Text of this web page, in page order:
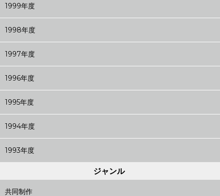
1999年度
1998年度
1997年度
1996年度
1995年度
1994年度
1993年度
ジャンル
共同制作